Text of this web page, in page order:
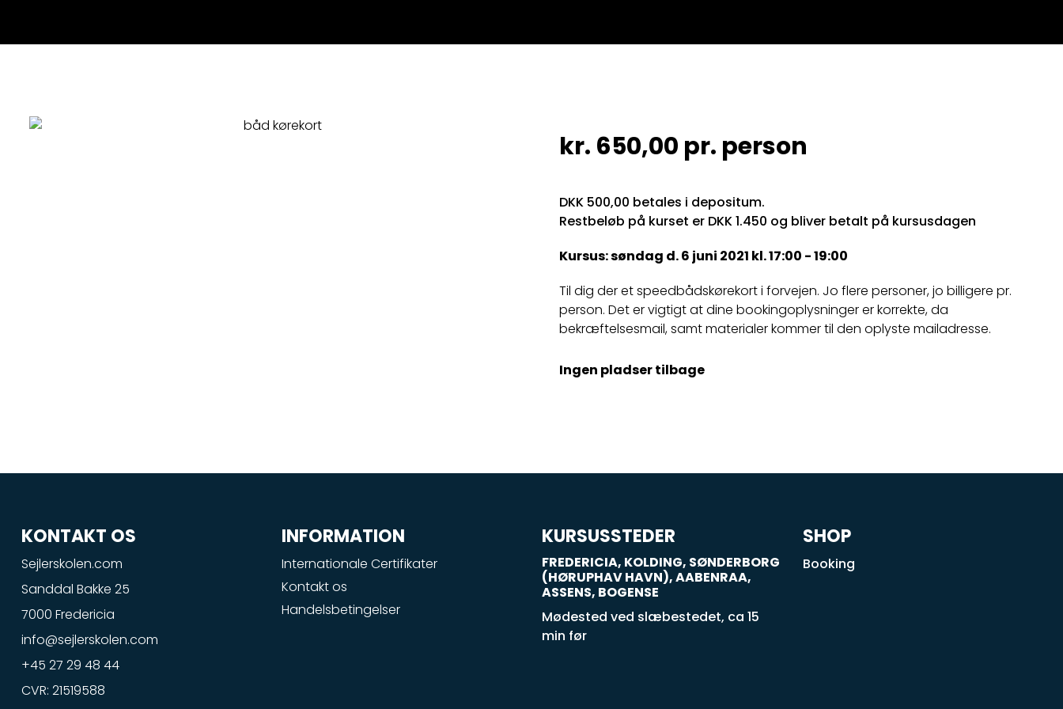
kr. 650,00 pr. person
DKK 500,00 betales i depositum.
Restbeløb på kurset er DKK 1.450 og bliver betalt på kursusdagen
Kursus: søndag d. 6 juni 2021 kl. 17:00 - 19:00
Til dig der et speedbådskørekort i forvejen. Jo flere personer, jo billigere pr.
person. Det er vigtigt at dine bookingoplysninger er korrekte, da
bekræftelsesmail, samt materialer kommer til den oplyste mailadresse.
Ingen pladser tilbage
KONTAKT OS
Sejlerskolen.com
Sanddal Bakke 25
7000 Fredericia
info@sejlerskolen.com
+45 27 29 48 44
CVR: 21519588
INFORMATION
Internationale Certifikater
Kontakt os
Handelsbetingelser
KURSUSSTEDER
FREDERICIA, KOLDING, SØNDERBORG
(HØRUPHAV HAVN), AABENRAA,
ASSENS, BOGENSE
Mødested ved slæbestedet, ca 15
min før
SHOP
Booking